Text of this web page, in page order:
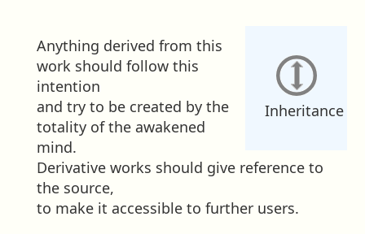
Inheritance
Anything derived from this
work should follow this
intention
and try to be created by the
totality of the awakened
mind.
Derivative works should give reference to
the source,
to make it accessible to further users.